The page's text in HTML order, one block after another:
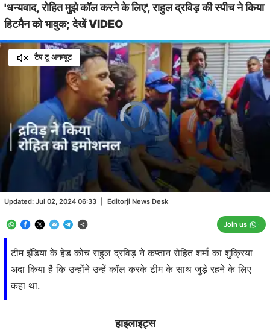
'धन्यवाद, रोहित मुझे कॉल करने के लिए', राहुल द्रविड़ की स्पीच ने किया
हिटमैन को भावुक; देखें VIDEO
टीम इंडिया के हेड कोच राहुल द्रविड़ ने कप्तान रोहित शर्मा का शुक्रिया
अदा किया है कि उन्होंने उन्हें कॉल करके टीम के साथ जुड़े रहने के लिए
कहा था.
Updated: Jul 02, 2024 06:33 Editorji News Desk
Join us
टैप टू अनम्यूट
Video
Player
is
loading.
Unmute
/
हाइलाइट्स